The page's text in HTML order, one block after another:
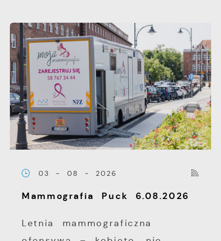
03 - 08 - 2026
Mammografia Puck 6.08.2026
Letnia mammograficzna